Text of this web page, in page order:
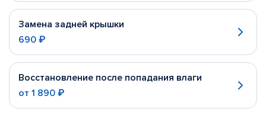
Замена задней крышки
690 ₽
Восстановление после попадания влаги
от 1 890 ₽